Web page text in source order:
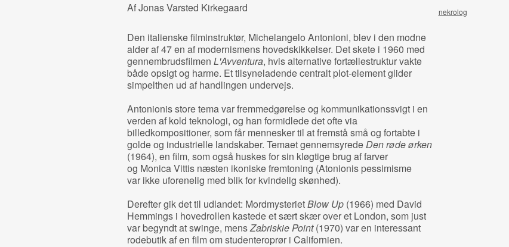
Af Jonas Varsted Kirkegaard
Den italienske filminstruktør, Michelangelo Antonioni, blev i den modne
alder af 47 en af modernismens hovedskikkelser. Det skete i 1960 med
gennembrudsfilmen L'Avventura, hvis alternative fortællestruktur vakte
både opsigt og harme. Et tilsyneladende centralt plot-element glider
simpelthen ud af handlingen undervejs.
Antonionis store tema var fremmedgørelse og kommunikationssvigt i en
verden af kold teknologi, og han formidlede det ofte via
billedkompositioner, som får mennesker til at fremstå små og fortabte i
golde og industrielle landskaber. Temaet gennemsyredeDen røde ørken
(1964), en film, som også huskes for sin kløgtige brug af farver
og Monica Vittis næsten ikoniske fremtoning (Atonionis pessimisme
var ikke uforenelig med blik for kvindelig skønhed).
Derefter gik det til udlandet: MordmysterietBlow Up(1966) med David
Hemmings i hovedrollen kastede et sært skær over et London, som just
var begyndt at swinge, mensZabriskie Point(1970) var en interessant
rodebutik af en film om studenteroprør i Californien.
nekrolog